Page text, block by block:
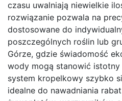
czasu uwalniają niewielkie
rozwiązanie pozwala na
dostosowane do
poszczególnych roślin lub
Górze, gdzie świadomość
wody mogą stanowić
system kropelkowy szybko
idealne do nawadniania